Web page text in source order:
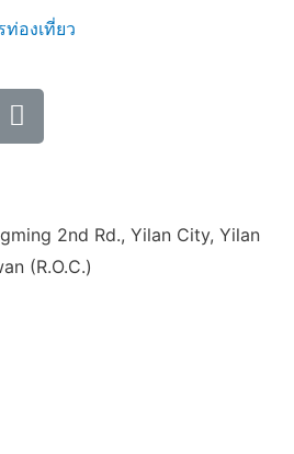
องเที่ยว
2nd Rd., Yilan City, Yilan
(R.O.C.)